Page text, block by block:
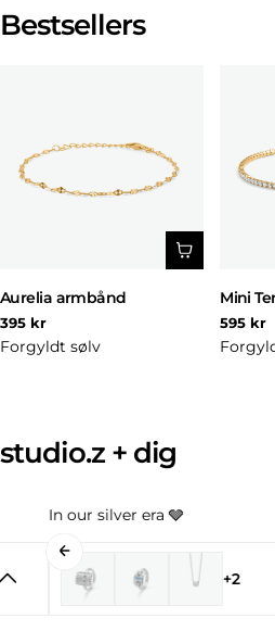
Bestsellers
Aurelia armbånd
Normal
pris
395 kr
Forgyldt sølv
Mini
Normal
pris
595 kr
studio.z + dig
In our silver era 🩶
+2